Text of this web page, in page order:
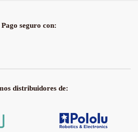
Pago seguro con:
distribuidores de: